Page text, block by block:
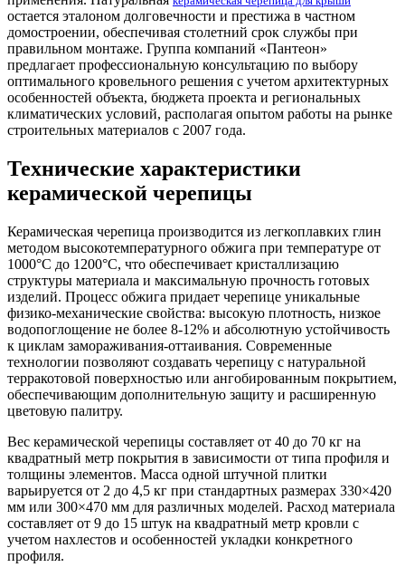
остается эталоном долговечности и престижа в частном
домостроении, обеспечивая столетний срок службы при
правильном монтаже. Группа компаний «Пантеон»
предлагает профессиональную консультацию по выбору
оптимального кровельного решения с учетом архитектурных
особенностей объекта, бюджета проекта и региональных
климатических условий, располагая опытом работы на рынке
строительных материалов с 2007 года.
Технические характеристики
керамической черепицы
Керамическая черепица производится из легкоплавких глин
методом высокотемпературного обжига при температуре от
1000°С до 1200°С, что обеспечивает кристаллизацию
структуры материала и максимальную прочность готовых
изделий. Процесс обжига придает черепице уникальные
физико-механические свойства: высокую плотность, низкое
водопоглощение не более 8-12% и абсолютную устойчивость
к циклам замораживания-оттаивания. Современные
технологии позволяют создавать черепицу с натуральной
терракотовой поверхностью или ангобированным покрытием,
обеспечивающим дополнительную защиту и расширенную
цветовую палитру.
Вес керамической черепицы составляет от 40 до 70 кг на
квадратный метр покрытия в зависимости от типа профиля и
толщины элементов. Масса одной штучной плитки
варьируется от 2 до 4,5 кг при стандартных размерах 330×420
мм или 300×470 мм для различных моделей. Расход материала
составляет от 9 до 15 штук на квадратный метр кровли с
учетом нахлестов и особенностей укладки конкретного
профиля.